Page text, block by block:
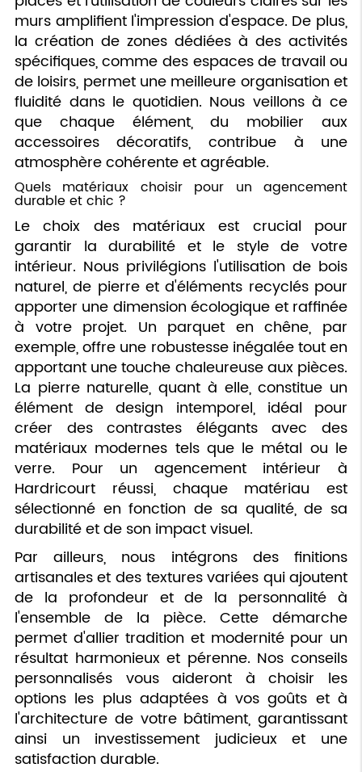
murs amplifient l'impression d'espace. De plus,
la création de zones dédiées à des activités
spécifiques, comme des espaces de travail ou
de loisirs, permet une meilleure organisation et
fluidité dans le quotidien. Nous veillons à ce
que chaque élément, du mobilier aux
accessoires décoratifs, contribue à une
atmosphère cohérente et agréable.
Quels matériaux choisir pour un agencement
durable et chic ?
Le choix des matériaux est crucial pour
garantir la durabilité et le style de votre
intérieur. Nous privilégions l'utilisation de bois
naturel, de pierre et d'éléments recyclés pour
apporter une dimension écologique et raffinée
à votre projet. Un parquet en chêne, par
exemple, offre une robustesse inégalée tout en
apportant une touche chaleureuse aux pièces.
La pierre naturelle, quant à elle, constitue un
élément de design intemporel, idéal pour
créer des contrastes élégants avec des
matériaux modernes tels que le métal ou le
verre. Pour un agencement intérieur à
Hardricourt réussi, chaque matériau est
sélectionné en fonction de sa qualité, de sa
durabilité et de son impact visuel.
Par ailleurs, nous intégrons des finitions
artisanales et des textures variées qui ajoutent
de la profondeur et de la personnalité à
l'ensemble de la pièce. Cette démarche
permet d'allier tradition et modernité pour un
résultat harmonieux et pérenne. Nos conseils
personnalisés vous aideront à choisir les
options les plus adaptées à vos goûts et à
l'architecture de votre bâtiment, garantissant
ainsi un investissement judicieux et une
satisfaction durable.